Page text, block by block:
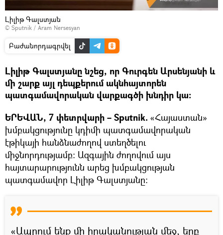
Լիլիթ Գալստյան
© Sputnik / Aram Nersesyan
Բաժանորդագրվել
Լիլիթ Գալստյանը նշեց, որ Գուրգեն Արսենյանի և
մի շարք այլ դեպքերում ակնհայտորեն
պատգամավորական վարքագծի խնդիր կա։
ԵՐԵՎԱՆ, 7 փետրվարի – Sputnik. «Հայաստան»
խմբակցությունը կդիմի պատգամավորական
էթիկայի հանձնաժողով ստեղծելու
միջնորդությամբ։ Ազգային ժողովում այս
հայտարարությունն արեց խմբակցության
պատգամավոր Լիլիթ Գալստյանը։
«Ապրում ենք մի իրականության մեջ, երբ